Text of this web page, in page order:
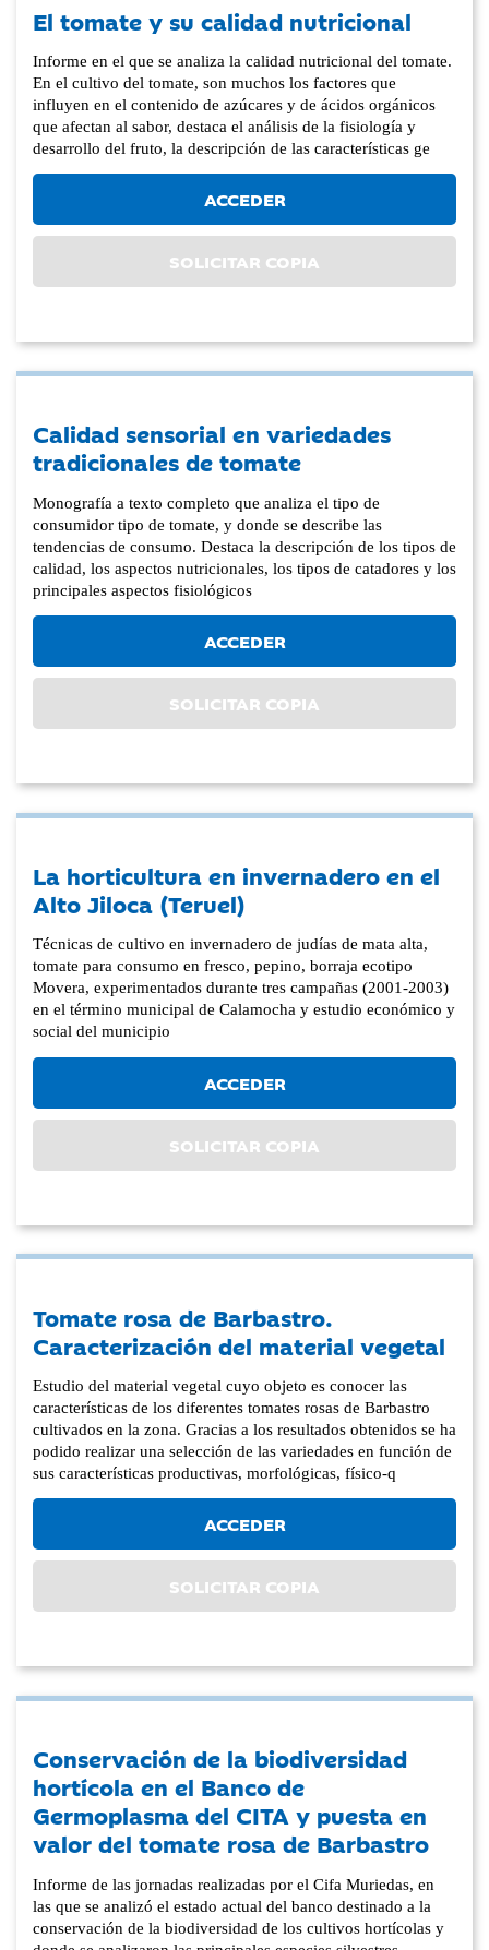
El tomate y su calidad nutricional
Informe en el que se analiza la calidad nutricional del tomate.
En el cultivo del tomate, son muchos los factores que
influyen en el contenido de azúcares y de ácidos orgánicos
que afectan al sabor, destaca el análisis de la fisiología y
desarrollo del fruto, la descripción de las características ge
ACCEDER
SOLICITAR COPIA
Calidad sensorial en variedades
tradicionales de tomate
Monografía a texto completo que analiza el tipo de
consumidor tipo de tomate, y donde se describe las
tendencias de consumo. Destaca la descripción de los tipos de
calidad, los aspectos nutricionales, los tipos de catadores y los
principales aspectos fisiológicos
ACCEDER
SOLICITAR COPIA
La horticultura en invernadero en el
Alto Jiloca (Teruel)
Técnicas de cultivo en invernadero de judías de mata alta,
tomate para consumo en fresco, pepino, borraja ecotipo
Movera, experimentados durante tres campañas (2001-2003)
en el término municipal de Calamocha y estudio económico y
social del municipio
ACCEDER
SOLICITAR COPIA
Tomate rosa de Barbastro.
Caracterización del material vegetal
Estudio del material vegetal cuyo objeto es conocer las
características de los diferentes tomates rosas de Barbastro
cultivados en la zona. Gracias a los resultados obtenidos se ha
podido realizar una selección de las variedades en función de
sus características productivas, morfológicas, físico-q
ACCEDER
SOLICITAR COPIA
Conservación de la biodiversidad
hortícola en el Banco de
Germoplasma del CITA y puesta en
valor del tomate rosa de Barbastro
Informe de las jornadas realizadas por el Cifa Muriedas, en
las que se analizó el estado actual del banco destinado a la
conservación de la biodiversidad de los cultivos hortícolas y